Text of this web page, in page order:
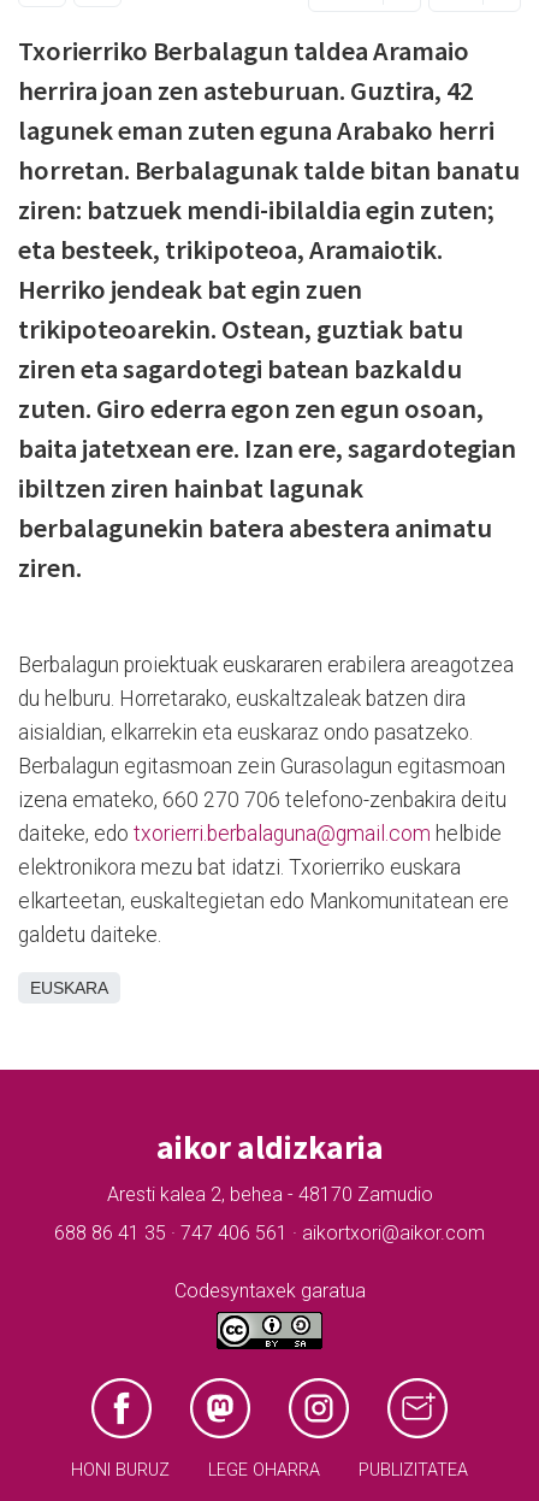
Txorierriko Berbalagun taldea Aramaio
herrira joan zen asteburuan. Guztira, 42
lagunek eman zuten eguna Arabako herri
horretan. Berbalagunak talde bitan banatu
ziren: batzuek mendi-ibilaldia egin zuten;
eta besteek, trikipoteoa, Aramaiotik.
Herriko jendeak bat egin zuen
trikipoteoarekin. Ostean, guztiak batu
ziren eta sagardotegi batean bazkaldu
zuten. Giro ederra egon zen egun osoan,
baita jatetxean ere. Izan ere, sagardotegian
ibiltzen ziren hainbat lagunak
berbalagunekin batera abestera animatu
ziren.
Berbalagun proiektuak euskararen erabilera areagotzea
du helburu. Horretarako, euskaltzaleak batzen dira
aisialdian, elkarrekin eta euskaraz ondo pasatzeko.
Berbalagun egitasmoan zein Gurasolagun egitasmoan
izena emateko, 660 270 706 telefono-zenbakira deitu
daiteke, edo txorierri.berbalaguna@gmail.com helbide
elektronikora mezu bat idatzi. Txorierriko euskara
elkarteetan, euskaltegietan edo Mankomunitatean ere
galdetu daiteke.
EUSKARA
aikor aldizkaria
Aresti kalea 2, behea - 48170 Zamudio
688 86 41 35 · 747 406 561 · aikortxori@aikor.com
Codesyntaxek garatua
HONI BURUZ LEGE OHARRA PUBLIZITATEA